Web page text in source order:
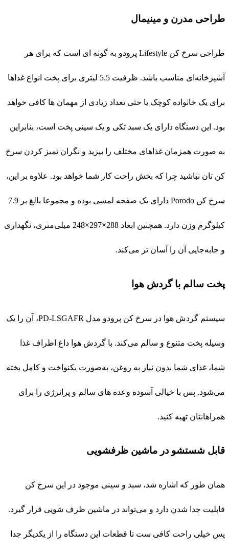
طراحی مدرن و مینیمال
طراحی سرخ کن Lifestyle پرودو به گونه ای است که برای هر
آشپزخانه‌ای مناسب باشد. ظرفیت 5.5 لیتری برای پخت انواع غذاها
برای یک خانواده کوچک یا حتی تعداد زیادی از مهمان ها کافی خواهد
بود. این دستگاه دارای یک سبد تکی و یک سینی پخت است، بنابراین
به‌ صورت همزمان غذاهای مختلف را بپزید و نگران تمیز کردن سرخ
کن تان نباشید چرا که بخش راحت کار شما خواهد بود. علاوه بر این،
سرخ کن Porodo دارای یک صفحه لمسی بوده و مجموعا بالغ بر 7.9
کیلوگرم وزن دارد. همچنین ابعاد 288×297×248 میلی‌متری، نگهداری
و جابه‌جایی آن را آسان تر می‌کند.
پخت سالم با گردش هوا
سیستم گردش هوا در سرخ کن پرودو مدل PD-LSGAFR، آن را یک
وسیله پخت متنوع و سالم می‌کند. با گردش هوا داغ اطراف غذا
شما، غذای شما بدون نیاز به روغن، به‌صورت یکنواخت و کامل پخته
می‌شود. پس با خیالی آسوده وعده های سالم و پرانرژی را برای
همراهانتان تهیه کنید.
قابل شستشو در ماشین ظرفشویی
همان طور که اشاره شد، سبد و سینی موجود در این سرخ کن
قابلیت جدا شدن دارد و می‌تواند در ماشین ظرف شویی قرار گیرد.
پس خیلی راحت کافی ست تا قطعات این دستگاه را از یکدیگر جدا